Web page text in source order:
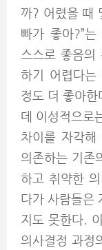
까? 어렸을 때
빠가 좋아?”
스스로 좋음의
하기 어렵다
정도 더 좋아
데 이성적으로
차이를 자각
의존하는 기존
하고 취약한
다가 사람들은
지도 못한다.
의사결정 과정